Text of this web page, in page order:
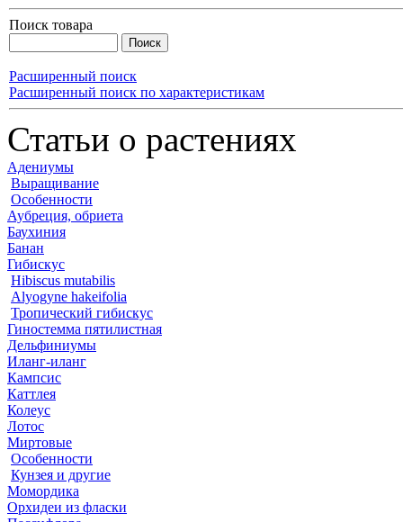
Поиск товара
Расширенный поиск
Расширенный поиск по характеристикам
Статьи о растениях
Адениумы
Выращивание
Особенности
Аубреция, обриета
Баухиния
Банан
Гибискус
Hibiscus mutabilis
Alyogyne hakeifolia
Тропический гибискус
Гиностемма пятилистная
Дельфиниумы
Иланг-иланг
Кампсис
Каттлея
Колеус
Лотос
Миртовые
Особенности
Кунзея и другие
Момордика
Орхидеи из фласки